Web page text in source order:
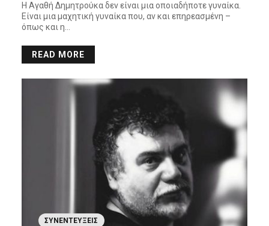
Η Αγαθή Δημητρούκα δεν είναι μια οποιαδήποτε γυναίκα.
Είναι μια μαχητική γυναίκα που, αν και επηρεασμένη –
όπως και η…
READ MORE
ΣΥΝΕΝΤΕΎΞΕΙΣ